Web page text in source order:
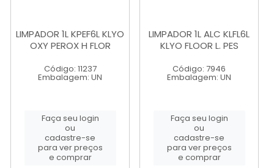
LIMPADOR 1L KPEF6L KLYO
OXY PEROX H FLOR
Código: 11237
Embalagem: UN
Faça seu login
ou
cadastre-se
para ver preços
e comprar
LIMPADOR 1L ALC KLFL6L
KLYO FLOOR L. PES
Código: 7946
Embalagem: UN
Faça seu login
ou
cadastre-se
para ver preços
e comprar